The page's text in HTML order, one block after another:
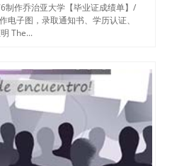
作乔治亚大学【毕业证成绩单】/
电子图，录取通知书、学历认证、
The...